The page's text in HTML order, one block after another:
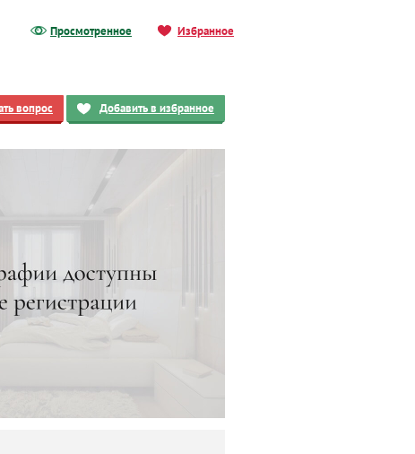
Просмотренное Избранное
вопрос Добавить в избранное